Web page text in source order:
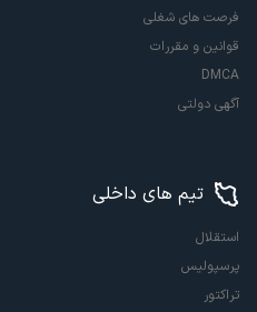
فرصت های شغلی
قوانین و مقررات
DMCA
آگهی دولتی
تیم های داخلی
استقلال
پرسپولیس
تراکتور